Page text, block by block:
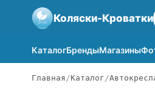
Коляски-Кроватки
КаталогБрендыМагазины
Главная Каталог